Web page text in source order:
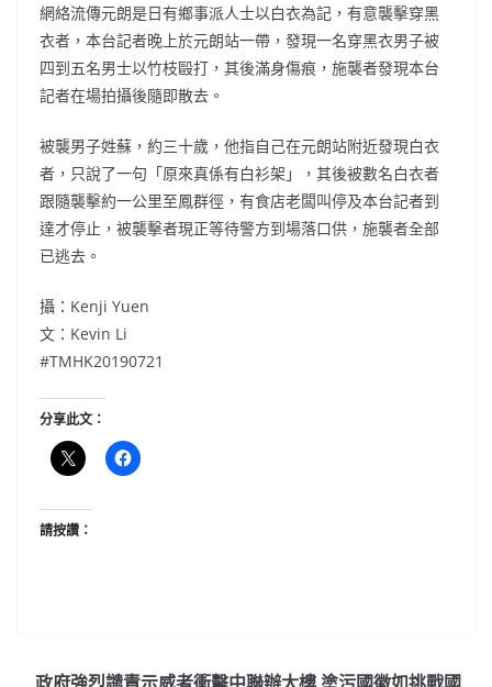
網絡流傳元朗是日有鄉事派人士以白衣為記，有意襲擊穿黑
衣者，本台記者晚上於元朗站一帶，發現一名穿黑衣男子被
四到五名男士以竹枝毆打，其後滿身傷痕，施襲者發現本台
記者在場拍攝後隨即散去。
被襲男子姓蘇，約三十歲，他指自己在元朗站附近發現白衣
者，只說了一句「原來真係有白衫架」，其後被數名白衣者
跟隨襲擊約一公里至鳳群徑，有食店老闆叫停及本台記者到
達才停止，被襲擊者現正等待警方到場落口供，施襲者全部
已逃去。
攝：Kenji Yuen
文：Kevin Li
#TMHK20190721
分享此文：
請按讚：